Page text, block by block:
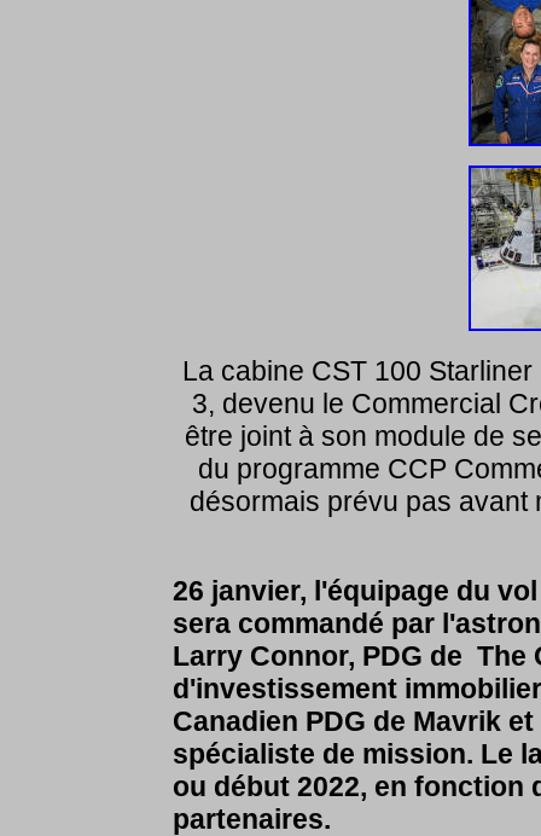
La cabine CST 100
3, devenu le Commercial
être joint à son module de
du programme CCP
désormais prévu pas avant
26 janvier, l'équipage du
sera commandé par
Larry Connor, PDG de
d'investissement
Canadien PDG de Mavrik
spécialiste de mission. Le
ou début 2022, en fonction
partenaires.